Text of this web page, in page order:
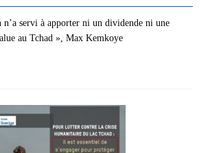
n’a servi à apporter ni un dividende ni une
au Tchad », Max Kemkoye